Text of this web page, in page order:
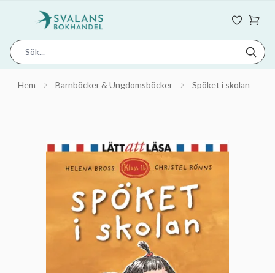
Hem Barnböcker & Ungdomsböcker Spöket i skolan